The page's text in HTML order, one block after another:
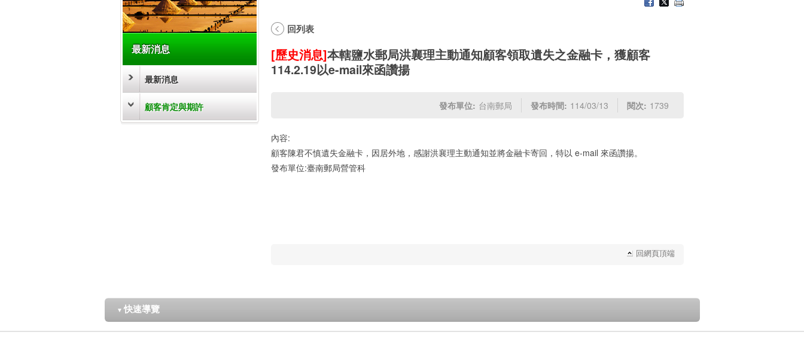
最新消息
最新消息
顧客肯定與期許
回列表
[歷史消息]本轄鹽水郵局洪襄理主動通知顧客領取遺失之金融卡，獲顧客
114.2.19以e-mail來函讚揚
發布單位: 台南郵局 發布時間: 114/03/13 閱次: 1739
內容:
顧客陳君不慎遺失金融卡，因居外地，感謝洪襄理主動通知並將金融卡寄回，特以 e-mail 來函讚揚。
發布單位:臺南郵局營管科
回網頁頂端
▼ 快速導覽